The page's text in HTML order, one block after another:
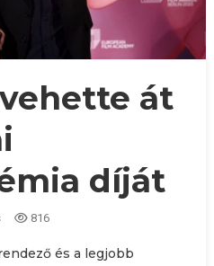
át
díját
816
és a legjobb